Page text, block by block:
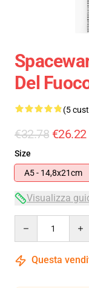
Del
(5
€32.78 €26.22
Size
A5 - 14,8x21cm
Visualizza
Questa